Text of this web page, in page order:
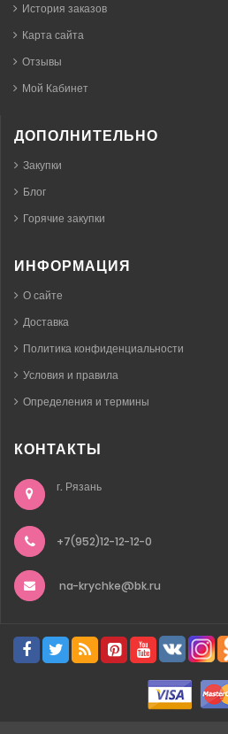
История заказов
Карта сайта
Отзывы
Мой Кабинет
ДОПОЛНИТЕЛЬНО
Закупки
Блог
Горячие закупки
ИНФОРМАЦИЯ
О сайте
Доставка
Политика конфиденциальности
Условия и правила
Определения и термины
КОНТАКТЫ
г. Рязань
+7(952)12-12-12-0
na-krychke@bk.ru